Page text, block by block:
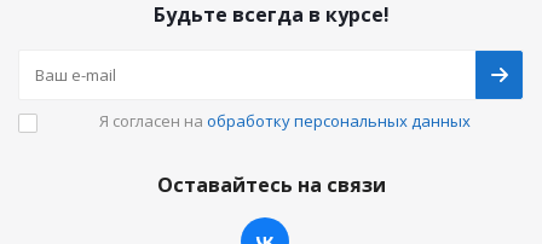
Будьте всегда в курсе!
Я согласен на обработку персональных данных
Оставайтесь на связи